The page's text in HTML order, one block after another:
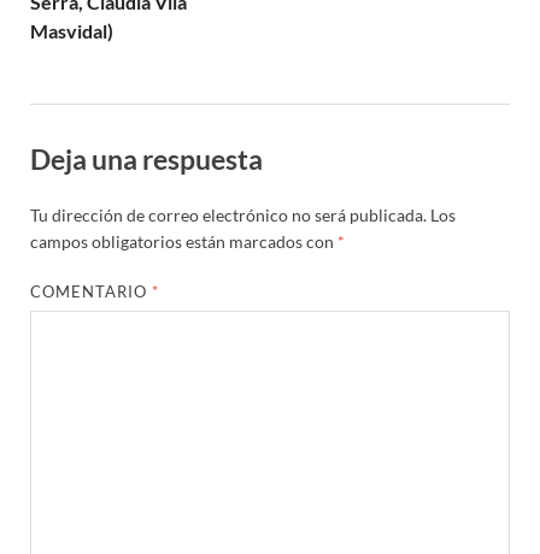
Masvidal)
Deja una respuesta
Tu dirección de correo electrónico no será publicada. Los
campos obligatorios están marcados con *
COMENTARIO *